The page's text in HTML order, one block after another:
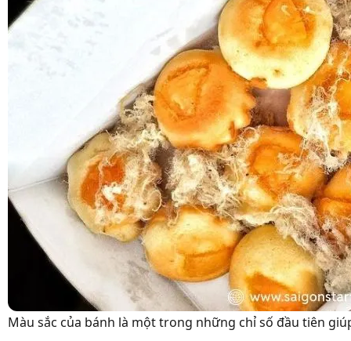
Màu sắc của bánh là một trong những chỉ số đầu tiên